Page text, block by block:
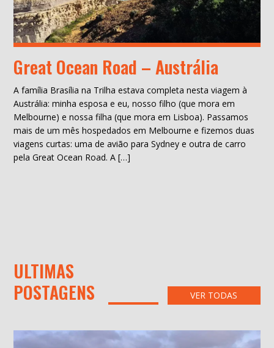
Great Ocean Road – Austrália
A família Brasília na Trilha estava completa nesta viagem à
Austrália: minha esposa e eu, nosso filho (que mora em
Melbourne) e nossa filha (que mora em Lisboa). Passamos
mais de um mês hospedados em Melbourne e fizemos duas
viagens curtas: uma de avião para Sydney e outra de carro
pela Great Ocean Road. A […]
ULTIMAS
POSTAGENS
VER TODAS